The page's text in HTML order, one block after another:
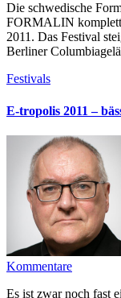
Die schwedische Formation SPETSNAZ und der Industrial-Act
FORMALIN
2011. Das Festival
Berliner
Festivals
E-tropolis 2011 –
Kommentare
Es ist zwar noch fast ein Jahr hin, aber die Veranstalter des E-